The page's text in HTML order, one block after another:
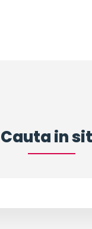
Cauta in